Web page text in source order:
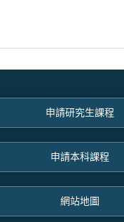
申請研究生課程
申請本科課程
網站地圖